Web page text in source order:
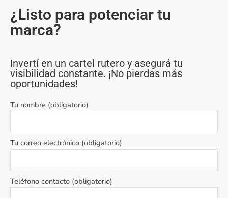
¿Listo para potenciar tu
marca?
Invertí en un cartel rutero y asegurá tu
visibilidad constante. ¡No pierdas más
oportunidades!
Tu nombre (obligatorio)
Tu correo electrónico (obligatorio)
Teléfono contacto (obligatorio)